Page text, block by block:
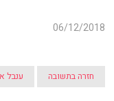
06/12/2018
חזרה בתשובה ענבל